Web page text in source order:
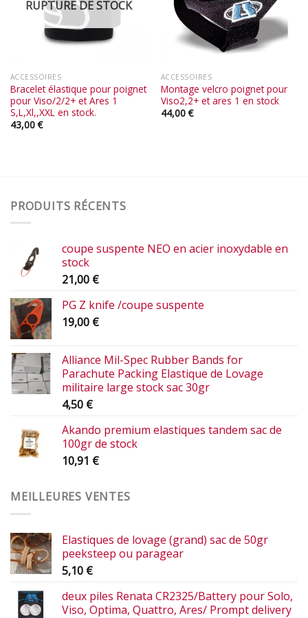
RUPTURE DE STOCK
ACCESSOIRES
Bracelet élastique pour poignet
pour Viso/2/2+ et Ares 1
S,L,Xl,,XXL en stock.
43,00€
ACCESSOIRES
Montage velcro poignet pour
Viso2,2+ et ares 1 en stock
44,00€
PRODUITS RÉCENTS
coupe suspente NEO en acier inoxydable en
stock
21,00 €
PG Z knife /coupe suspente
19,00 €
Alliance Mil-Spec Rubber Bands for
Parachute Packing Elastique de Lovage
militaire large stock sac 30gr
4,50 €
Akando premium elastiques tandem sac de
100gr de stock
10,91 €
MEILLEURES VENTES
Elastiques de lovage (grand) sac de 50gr
peeksteep ou paragear
5,10 €
deux piles Renata CR2325/Battery pour Solo,
Viso, Optima, Quattro, Ares/ Prompt delivery